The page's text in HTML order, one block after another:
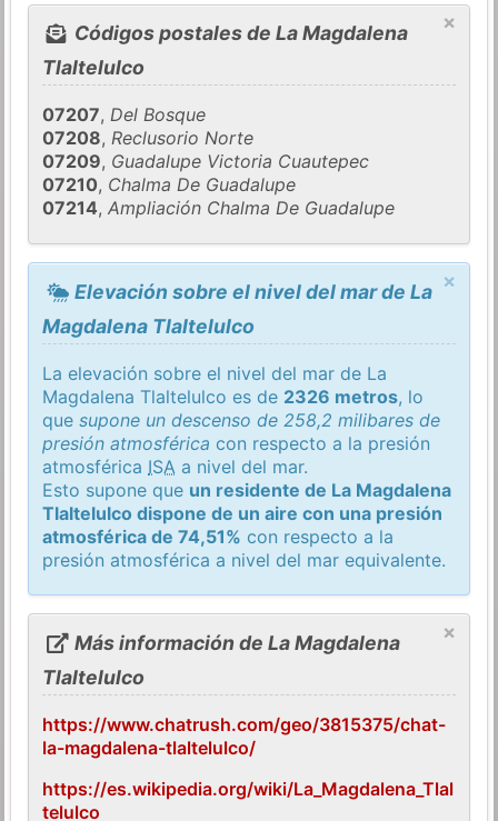
×
Códigos postales de La Magdalena
Tlaltelulco
07207,Del Bosque
07208,Reclusorio Norte
07209, Guadalupe Victoria Cuautepec
07210, Chalma De Guadalupe
07214,Ampliación Chalma De Guadalupe
×
Elevación sobre el nivel del mar de La
Magdalena Tlaltelulco
La elevación sobre el nivel del mar de La
Magdalena Tlaltelulco es de 2326 metros, lo
quesupone un descenso de 258,2 milibares de
presión atmosférica con respecto a la presión
atmosférica ISA a nivel del mar.
Esto supone que un residente de La Magdalena
Tlaltelulco dispone de un aire con una presión
atmosférica de 74,51% con respecto a la
presión atmosférica a nivel del mar equivalente.
×
Más información de La Magdalena
Tlaltelulco
https://www.chatrush.com/geo/3815375/chat-
la-magdalena-tlaltelulco/
https://es.wikipedia.org/wiki/La_Magdalena_Tlal
telulco